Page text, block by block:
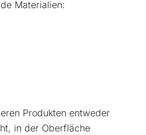
Materialien:
Produkten entweder
in der Oberfläche